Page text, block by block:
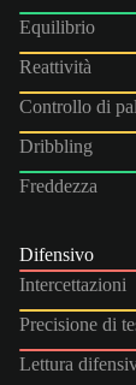
Equilibrio
Reattività
Controllo di
Dribbling
Freddezza
Difensivo
Intercettazioni
Precisione di
Lettura